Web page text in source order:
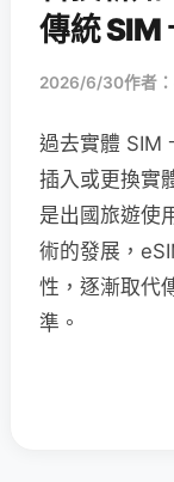
傳統 SIM
2026/6/30作者：
過去實體 SIM
插入或更換實
是出國旅遊使
術的發展，
性，逐漸取代
準。